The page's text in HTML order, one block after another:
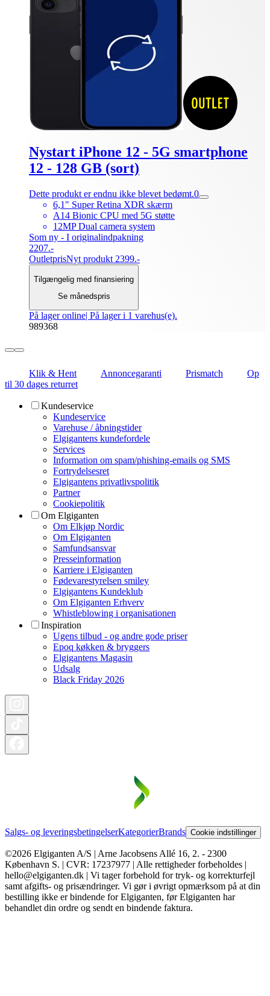
Nystart iPhone 12 - 5G smartphone
12 - 128 GB (sort)
Dette produkt er endnu ikke blevet bedømt.0
6,1" Super Retina XDR skærm
A14 Bionic CPU med 5G støtte
12MP Dual camera system
Som ny - I originalindpakning
2207.-
OutletprisNyt produkt 2399.-
Tilgængelig med finansiering
Se månedspris
På lager online| På lager i 1 varehus(e).
989368
Klik & Hent Annoncegaranti Prismatch
Op
til 30 dages returret
Kundeservice
Kundeservice
Varehuse / åbningstider
Elgigantens kundefordele
Services
Information om spam/phishing-emails og SMS
Fortrydelsesret
Elgigantens privatlivspolitik
Partner
Cookiepolitik
Om Elgiganten
Om Elkjøp Nordic
Om Elgiganten
Samfundsansvar
Presseinformation
Karriere i Elgiganten
Fødevarestyrelsen smiley
Elgigantens Kundeklub
Om Elgiganten Erhverv
Whistleblowing i organisationen
Inspiration
Ugens tilbud - og andre gode priser
Epoq køkken & bryggers
Elgigantens Magasin
Udsalg
Black Friday 2026
Salgs- og leveringsbetingelserKategorierBrands Cookie indstillinger
©2026 Elgiganten A/S | Arne Jacobsens Allé 16, 2. - 2300
København S. | CVR: 17237977 | Alle rettigheder forbeholdes |
hello@elgiganten.dk | Vi tager forbehold for tryk- og korrekturfejl
samt afgifts- og prisændringer. Vi gør i øvrigt opmærksom på at din
bestilling ikke er bindende for Elgiganten, før Elgiganten har
behandlet din ordre og sendt en bindende faktura.